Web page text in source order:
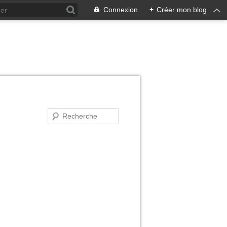
Connexion + Créer mon blog